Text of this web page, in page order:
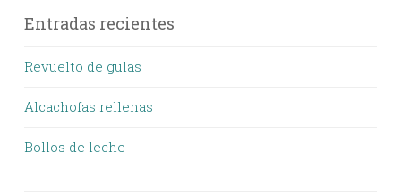
Entradas recientes
Revuelto de gulas
Alcachofas rellenas
Bollos de leche